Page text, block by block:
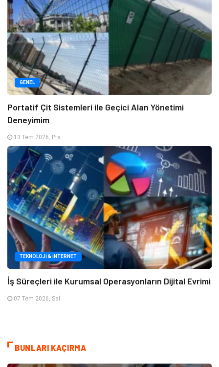
GENEL
Portatif Çit Sistemleri ile Geçici Alan Yönetimi
Deneyimim
13 Tem 2026, Pts
TEKNOLOJI & İNTERNET
İş Süreçleri ile Kurumsal Operasyonların Dijital Evrimi
07 Tem 2026, Sal
BUNLARI KAÇIRMA